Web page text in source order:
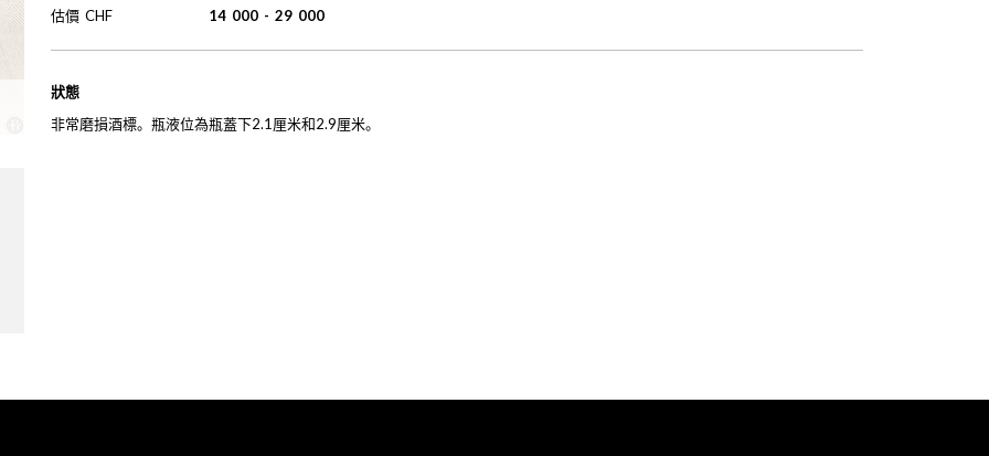
估價 CHF 14 000 - 29 000
狀態
非常磨損酒標。瓶液位為瓶蓋下2.1厘米和2.9厘米。